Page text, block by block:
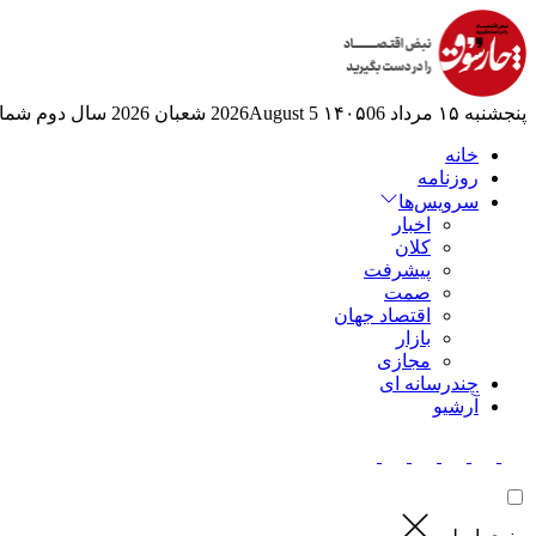
پنجشنبه ۱۵ مرداد ۱۴۰۵ 06 2026August 5 شعبان 2026 سال دوم
خانه
روزنامه
سرویس‌ها
اخبار
کلان
پیشرفت
صمت
اقتصاد جهان
بازار
مجازی
چندرسانه ای
آرشیو